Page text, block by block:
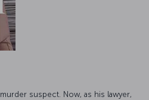
suspect. Now, as his lawyer,